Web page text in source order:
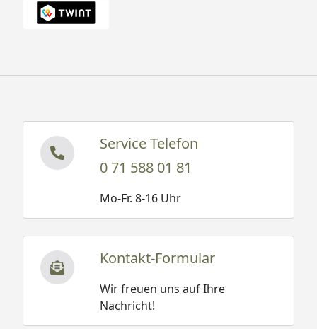
Service Telefon
0 71 588 01 81
Mo-Fr. 8-16 Uhr
Kontakt-Formular
Wir freuen uns auf Ihre
Nachricht!